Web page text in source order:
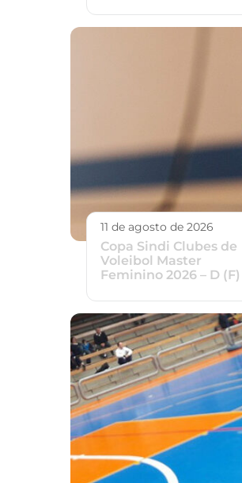
11 de agosto de 2026
Copa Sindi Clubes de
Voleibol Master
Feminino 2026 – D (F)